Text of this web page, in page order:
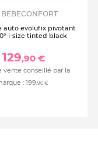
BEBECONFORT
auto evolufix pivotant
i-size tinted black
129,90 €
vente conseillé par la
: 199,90 €